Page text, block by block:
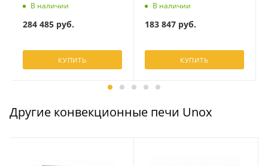
В наличии
284 485руб.
КУПИТЬ
В наличии
183 847руб.
КУПИТЬ
Другие конвекционные печи Unox